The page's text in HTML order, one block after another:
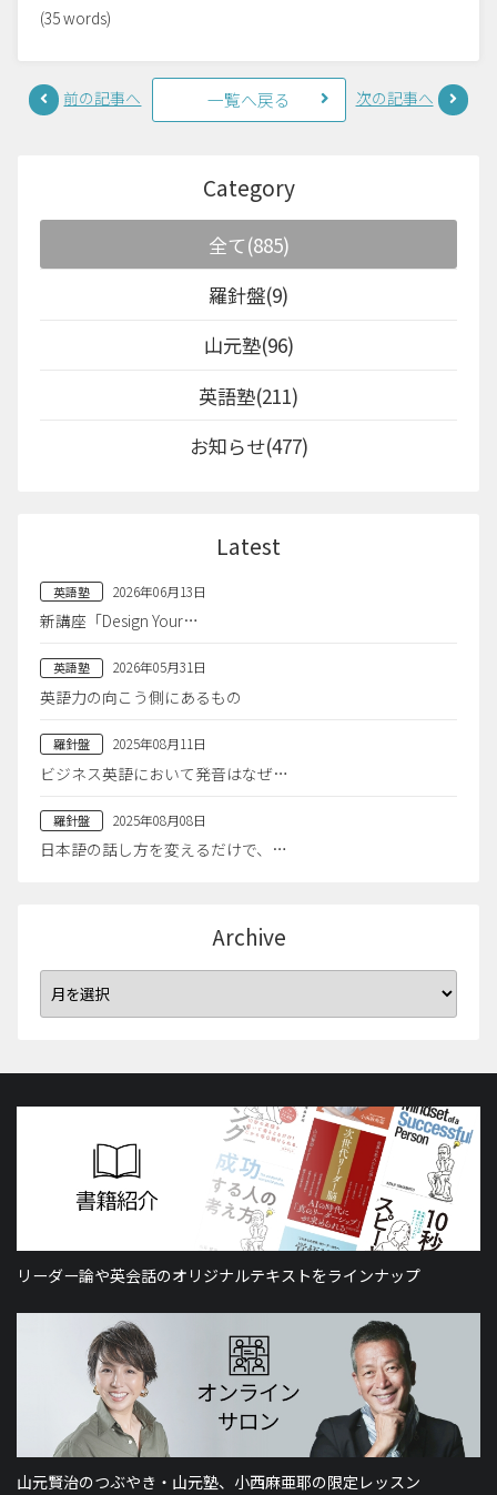
(35 words)
前の記事へ 一覧へ戻る 次の記事へ
Category
全て(885)
羅針盤(9)
山元塾(96)
英語塾(211)
お知らせ(477)
Latest
英語塾 2026年06月13日
新講座「Design Your…
英語塾 2026年05月31日
英語力の向こう側にあるもの
羅針盤 2025年08月11日
ビジネス英語において発音はなぜ…
羅針盤 2025年08月08日
日本語の話し方を変えるだけで、…
Archive
リーダー論や英会話のオリジナルテキストをラインナップ
山元賢治のつぶやき・山元塾、小西麻亜耶の限定レッスン